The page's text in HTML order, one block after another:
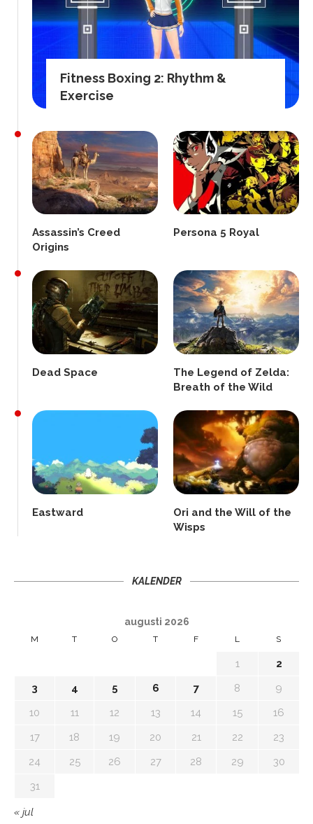
Fitness Boxing 2: Rhythm &
Exercise
Assassin’s Creed
Origins
Persona 5 Royal
Dead Space
The Legend of Zelda:
Breath of the Wild
Eastward
Ori and the Will of the
Wisps
KALENDER
augusti 2026
M T O T F L S
1
2
3
4 5 6 7 8
9
10
11 12 13 14 15
16
17
18 19 20 21 22
23
24
25 26 27 28 29
30
31
« jul